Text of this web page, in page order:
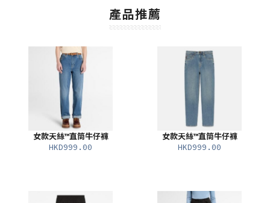
產品推薦
女款天絲™直筒牛仔褲
HKD999.00
女款天絲™直筒牛仔褲
HKD999.00